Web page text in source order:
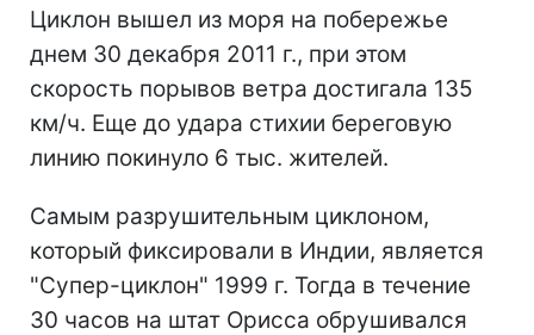
Циклон вышел из моря на побережье
днем 30 декабря 2011 г., при этом
скорость порывов ветра достигала 135
км/ч. Еще до удара стихии береговую
линию покинуло 6 тыс. жителей.
Самым разрушительным циклоном,
который фиксировали в Индии, является
"Супер-циклон" 1999 г. Тогда в течение
30 часов на штат Орисса обрушивался